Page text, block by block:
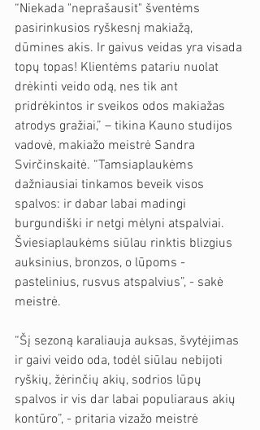
“Niekada "neprašausit" šventėms
pasirinkusios ryškesnį makiažą,
dūmines akis. Ir gaivus veidas yra visada
topų topas! Klientėms patariu nuolat
drėkinti veido odą, nes tik ant
pridrėkintos ir sveikos odos makiažas
atrodys gražiai,” – tikina Kauno studijos
vadovė, makiažo meistrė Sandra
Svirčinskaitė. “Tamsiaplaukėms
dažniausiai tinkamos beveik visos
spalvos: ir dabar labai madingi
burgundiški ir netgi mėlyni atspalviai.
Šviesiaplaukėms siūlau rinktis blizgius
auksinius, bronzos, o lūpoms -
pastelinius, rusvus atspalvius”, - sakė
meistrė.
“Šį sezoną karaliauja auksas, švytėjimas
ir gaivi veido oda, todėl siūlau nebijoti
ryškių, žėrinčių akių, sodrios lūpų
spalvos ir vis dar labai populiaraus akių
kontūro”, - pritaria vizažo meistrė